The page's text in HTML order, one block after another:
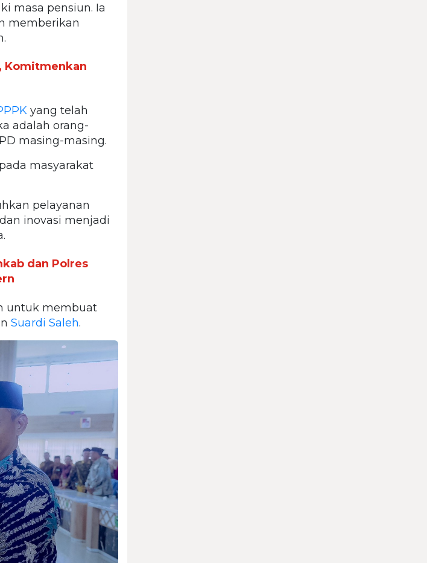
masa pensiun. Ia
memberikan
Komitmenkan
yang telah
adalah orang-
masing-masing.
masyarakat
pelayanan
inovasi menjadi
dan Polres
untuk membuat
Suardi Saleh.